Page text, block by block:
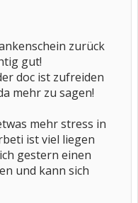
zurück
gut!
doc ist zufreiden
mehr zu sagen!
mehr stress in
ist viel liegen
gestern einen
und kann sich